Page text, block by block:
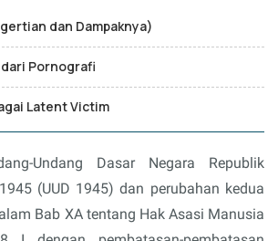
dan Dampaknya)
Pornografi
Latent Victim
Undang Dasar Negara Republik
(UUD 1945) dan perubahan kedua
Bab XA tentang Hak Asasi Manusia